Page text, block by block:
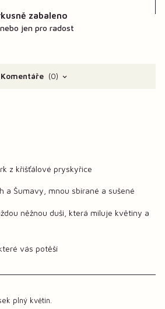
zabaleno
jen pro radost
Komentáře 0
z křišťálové pryskyřice
a Šumavy, mnou sbírané a sušené
něžnou duši, která miluje květiny a
vás potěší